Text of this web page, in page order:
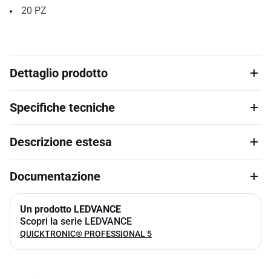
20 PZ
Dettaglio prodotto
Specifiche tecniche
Descrizione estesa
Documentazione
Un prodotto LEDVANCE
Scopri la serie LEDVANCE
QUICKTRONIC® PROFESSIONAL 5